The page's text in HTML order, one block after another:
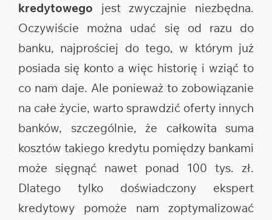
kredytowego jest zwyczajnie niezbędna.
Oczywiście można udać się od razu do
banku, najprościej do tego, w którym już
posiada się konto a więc historię i wziąć to
co nam daje. Ale ponieważ to zobowiązanie
na całe życie, warto sprawdzić oferty innych
banków, szczególnie, że całkowita suma
kosztów takiego kredytu pomiędzy bankami
może sięgnąć nawet ponad 100 tys. zł.
Dlatego tylko doświadczony ekspert
kredytowy pomoże nam zoptymalizować